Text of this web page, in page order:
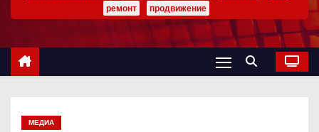
р
ремонт
продвижение
МЕДИА